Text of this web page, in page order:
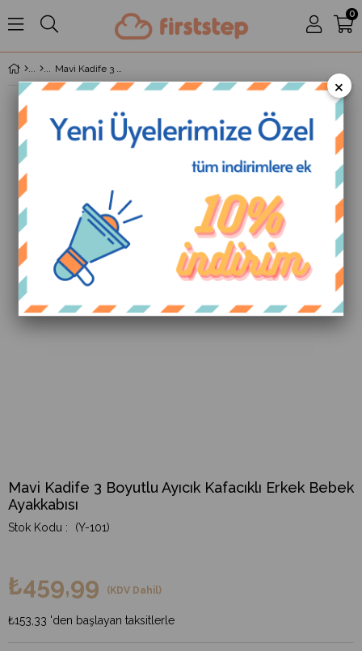
0
Mavi Kadife 3 Boyutlu Ayıcık Kafacıklı Erkek Bebek Ayakkabısı
Mavi Kadife 3 Boyutlu Ayıcık Kafacıklı Erkek Bebek
Ayakkabısı
(Y-101)
₺459,99 (KDV Dahil)
₺153,33 'den başlayan taksitlerle
×